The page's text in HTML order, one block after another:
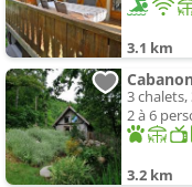
3.1 km
3 chalets,
2 à 6
3.2 km